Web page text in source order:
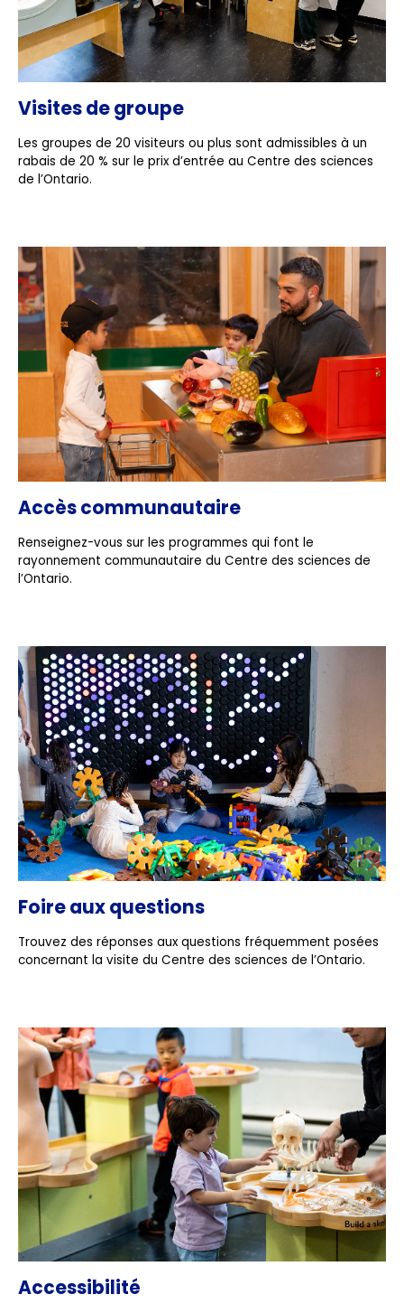
Visites de groupe
Les groupes de 20 visiteurs ou plus sont admissibles à un
rabais de 20 % sur le prix d’entrée au Centre des sciences
de l’Ontario.
Accès communautaire
Renseignez-vous sur les programmes qui font le
rayonnement communautaire du Centre des sciences de
l’Ontario.
Foire aux questions
Trouvez des réponses aux questions fréquemment posées
concernant la visite du Centre des sciences de l’Ontario.
Accessibilité